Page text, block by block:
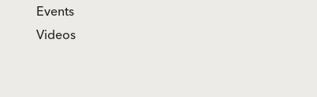
Events
Videos